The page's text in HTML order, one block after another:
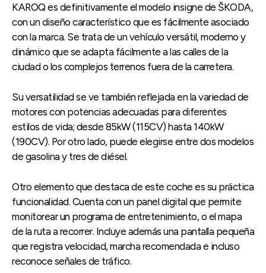
KAROQ es definitivamente el modelo insigne de ŠKODA,
con un diseño característico que es fácilmente asociado
con la marca. Se trata de un vehículo versátil, moderno y
dinámico que se adapta fácilmente a las calles de la
ciudad o los complejos terrenos fuera de la carretera.
Su versatilidad se ve también reflejada en la variedad de
motores con potencias adecuadas para diferentes
estilos de vida; desde 85kW (115CV) hasta 140kW
(190CV). Por otro lado, puede elegirse entre dos modelos
de gasolina y tres de diésel.
Otro elemento que destaca de este coche es su práctica
funcionalidad. Cuenta con un panel digital que permite
monitorear un programa de entretenimiento, o el mapa
de la ruta a recorrer. Incluye además una pantalla pequeña
que registra velocidad, marcha recomendada e incluso
reconoce señales de tráfico.